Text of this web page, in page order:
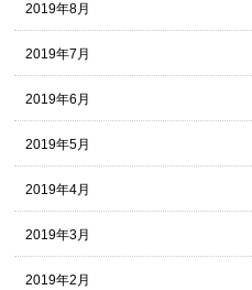
2019年8月
2019年7月
2019年6月
2019年5月
2019年4月
2019年3月
2019年2月